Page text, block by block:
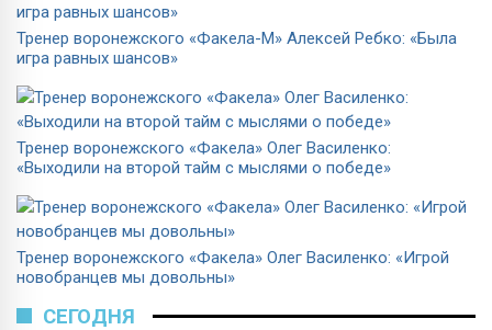
Тренер воронежского «Факела-М» Алексей Ребко: «Была
игра равных шансов»
Тренер воронежского «Факела» Олег Василенко:
«Выходили на второй тайм с мыслями о победе»
Тренер воронежского «Факела» Олег Василенко: «Игрой
новобранцев мы довольны»
СЕГОДНЯ